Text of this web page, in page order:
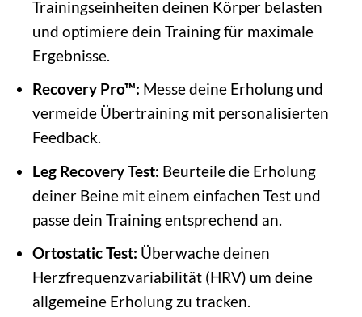
Trainingseinheiten deinen Körper belasten
und optimiere dein Training für maximale
Ergebnisse.
Recovery Pro™: Messe deine Erholung und
vermeide Übertraining mit personalisierten
Feedback.
Leg Recovery Test: Beurteile die Erholung
deiner Beine mit einem einfachen Test und
passe dein Training entsprechend an.
Ortostatic Test: Überwache deinen
Herzfrequenzvariabilität (HRV) um deine
allgemeine Erholung zu tracken.